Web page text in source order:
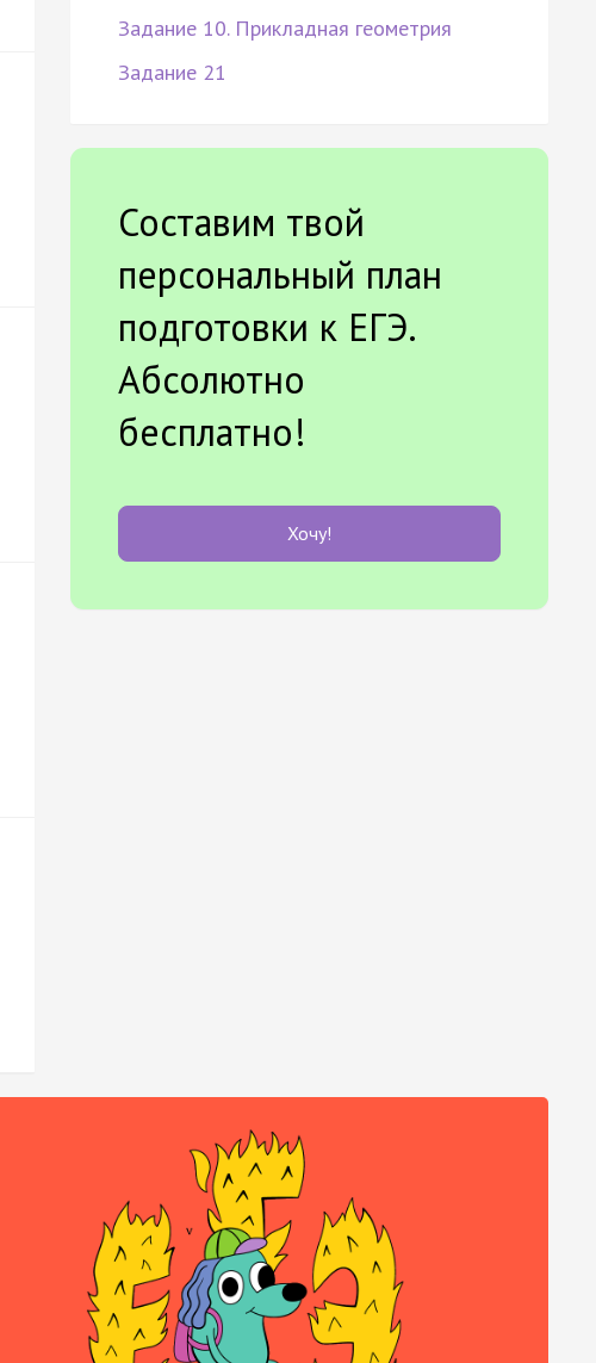
Задание 10. Прикладная геометрия
Задание 21
Составим твой
персональный план
подготовки к ЕГЭ.
Абсолютно
бесплатно!
Хочу!